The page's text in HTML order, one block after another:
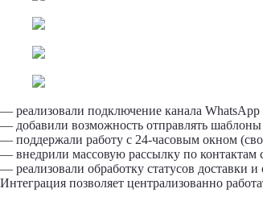
— реализовали подключение канала WhatsApp
— добавили возможность отправлять
— поддержали работу с 24-часовым окном
— внедрили массовую рассылку по контактам
— реализовали обработку статусов доставки
Интеграция позволяет централизованно